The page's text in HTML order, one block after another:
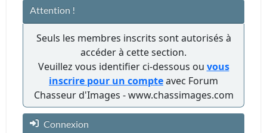
Attention !
Seuls les membres inscrits sont autorisés à
accéder à cette section.
Veuillez vous identifier ci-dessous ou vous
inscrire pour un compteavec Forum
Chasseur d'Images - www.chassimages.com
Connexion